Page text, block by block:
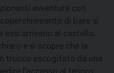
avventure con
di bare si
essi arrivano al castello.
e si scopre che la
trucco escogitato da una